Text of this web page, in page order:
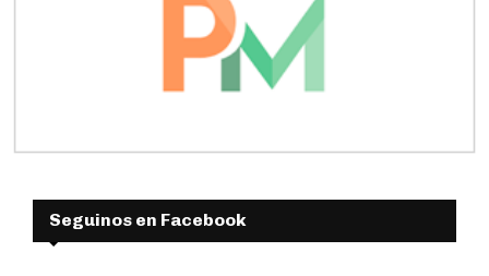
Seguinos en Facebook